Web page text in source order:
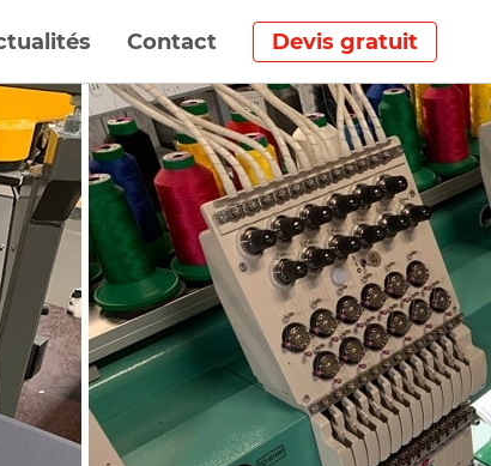
Contact Devis gratuit